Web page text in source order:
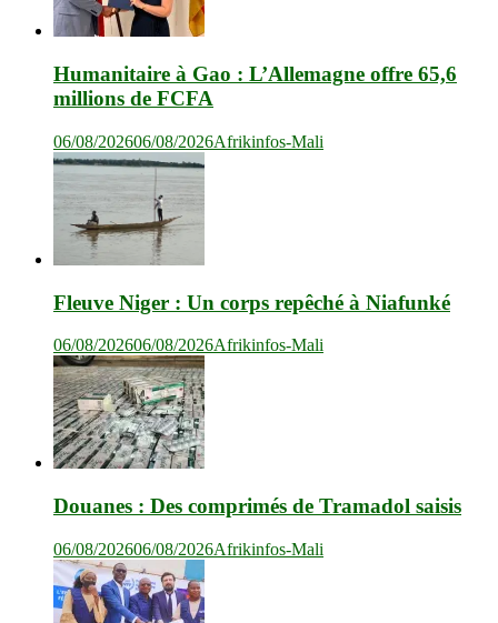
Humanitaire à Gao : L’Allemagne offre 65,6
millions de FCFA
06/08/202606/08/2026Afrikinfos-Mali
Fleuve Niger : Un corps repêché à Niafunké
06/08/202606/08/2026Afrikinfos-Mali
Douanes : Des comprimés de Tramadol saisis
06/08/202606/08/2026Afrikinfos-Mali